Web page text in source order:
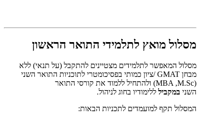
מסלול מואץ לתלמידי התואר הראשון
מסלול המאפשר לתלמידים מצטיינים להתקבל (על תנאי) ללא
מבחן GMAT /ציון כמותי בפסיכומטרי לתוכניות התואר השני
(MBA ,M.Sc) ולהתחיל ללמוד את קורסי התואר
השני במקביל ללימודיו בחוג לניהול.
המסלול תקף למועמדים לתכניות הבאות: